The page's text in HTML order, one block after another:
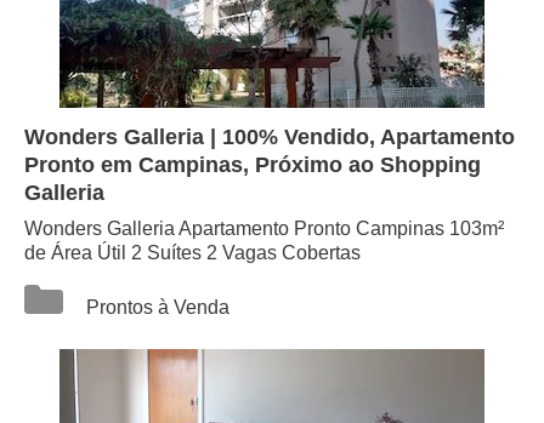
Wonders Galleria | 100% Vendido, Apartamento
Pronto em Campinas, Próximo ao Shopping
Galleria
Wonders Galleria Apartamento Pronto Campinas 103m²
de Área Útil 2 Suítes 2 Vagas Cobertas
Prontos à Venda